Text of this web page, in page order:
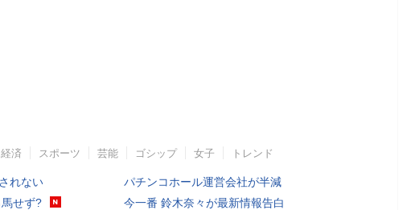
経済 スポーツ 芸能 ゴシップ 女子 トレンド
れない
せず?
パチンコホール運営会社が半減
今一番 鈴木奈々が最新情報告白